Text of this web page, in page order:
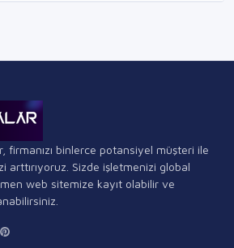
firmanızı binlerce potansiyel müşteri ile
arttırıyoruz. Sizde işletmenizi global
web sitemize kayıt olabilir ve